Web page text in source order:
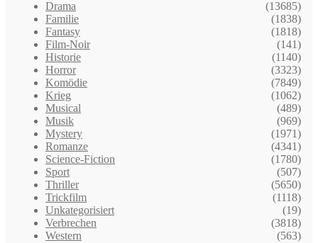
Drama
(13685)
Familie
(1838)
Fantasy
(1818)
Film-Noir
(141)
Historie
(1140)
Horror
(3323)
Komödie
(7849)
Krieg
(1062)
Musical
(489)
Musik
(969)
Mystery
(1971)
Romanze
(4341)
Science-Fiction
(1780)
Sport
(507)
Thriller
(5650)
Trickfilm
(1118)
Unkategorisiert
(19)
Verbrechen
(3818)
Western
(563)